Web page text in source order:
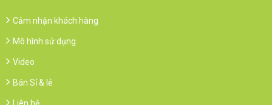
Cảm nhận khách hàng
Mô hình sử dụng
Video
Bán Sỉ & lẻ